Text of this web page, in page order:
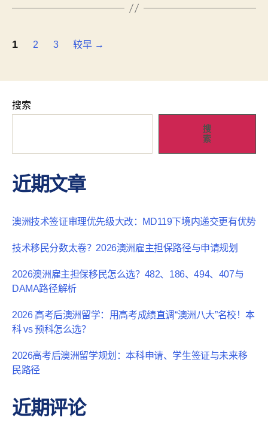
1 2 3 较早 →
搜索
搜
索
近期文章
澳洲技术签证审理优先级大改：MD119下境内递交更有优势
技术移民分数太卷？2026澳洲雇主担保路径与申请规划
2026澳洲雇主担保移民怎么选？482、186、494、407与
DAMA路径解析
2026 高考后澳洲留学：用高考成绩直调“澳洲八大”名校！本
科 vs 预科怎么选？
2026高考后澳洲留学规划：本科申请、学生签证与未来移
民路径
近期评论